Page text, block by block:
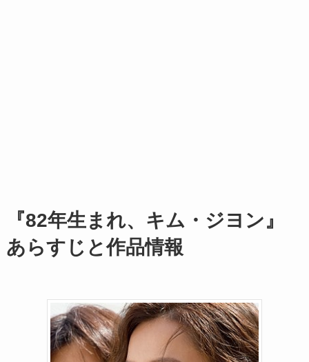
『82年生まれ、キム・ジヨン』
あらすじと作品情報